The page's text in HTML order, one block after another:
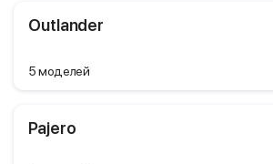
Outlander
5 моделей
Pajero